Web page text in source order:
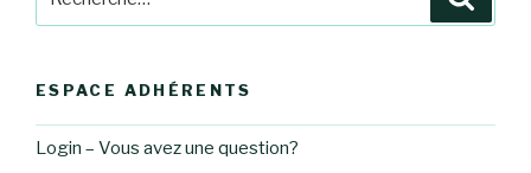
pour
ESPACE ADHÉRENTS
Login – Vous avez une question?